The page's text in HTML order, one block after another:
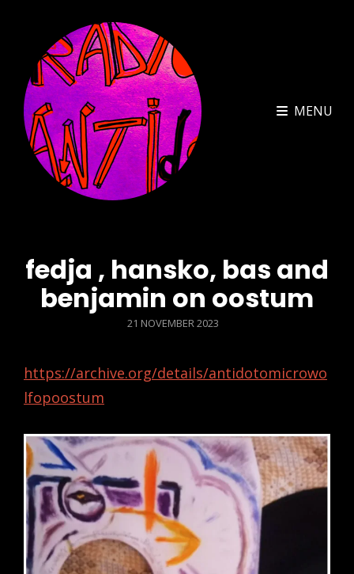
MENU
fedja , hansko, bas and
benjamin on oostum
POSTED
21 NOVEMBER 2023
https://archive.org/details/antidotomicrowo
lfopoostum